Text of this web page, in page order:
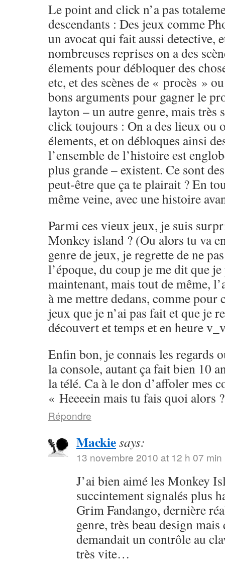
Le point and click n’a pas
descendants : Des jeux comme
un avocat qui fait aussi detective,
nombreuses reprises on a des
élements pour débloquer des
etc, et des scènes de « procès »
bons arguments pour gagner le
layton – un autre genre, mais très
click toujours : On a des lieux ou
élements, et on débloques ainsi
l’ensemble de l’histoire est
plus grande – existent. Ce sont
peut-être que ça te plairait ? En
même veine, avec une histoire
Parmi ces vieux jeux, je suis
Monkey island ? (Ou alors tu va
genre de jeux, je regrette de ne
l’époque, du coup je me dit que
maintenant, mais tout de même,
à me mettre dedans, comme pour
jeux que je n’ai pas fait et que je
découvert et temps et en heure
Enfin bon, je connais les regards
la console, autant ça fait bien 10
la télé. Ca à le don d’affoler mes
« Heeeein mais tu fais quoi alors
Répondre
Mackiesays:
13 novembre 2010 at 12 h 07 min
J’ai bien aimé les Monkey
succintement signalés plus
Grim Fandango, dernière
genre, très beau design
demandait un contrôle au
très vite…